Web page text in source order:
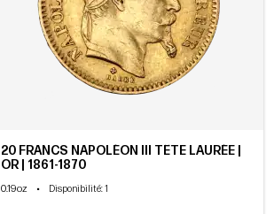
20 FRANCS NAPOLÉON III TÊTE LAURÉE |
OR | 1861-1870
0.19oz • Disponibilité: 1